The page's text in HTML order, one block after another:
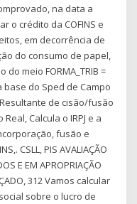
na data a
o crédito da COFINS e
em decorrência de
do consumo de papel,
meio FORMA_TRIB =
base do Sped de Campo
de cisão/fusão
Real, Calcula o IRPJ e a
fusão e
CSLL, PIS AVALIAÇÃO
E EM APROPRIAÇÃO
312 Vamos calcular
sobre o lucro de